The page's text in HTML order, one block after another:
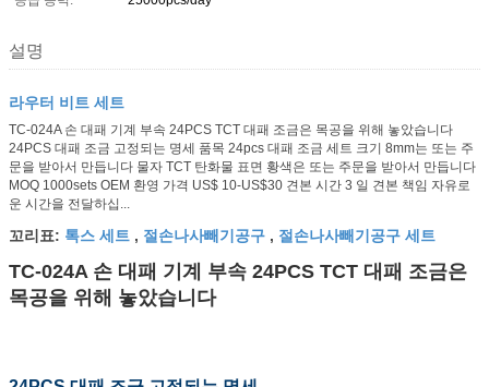
설명
라우터 비트 세트
TC-024A 손 대패 기계 부속 24PCS TCT 대패 조금은 목공을 위해 놓았습니다
24PCS 대패 조금 고정되는 명세 품목 24pcs 대패 조금 세트 크기 8mm는 또는 주
문을 받아서 만듭니다 물자 TCT 탄화물 표면 황색은 또는 주문을 받아서 만듭니다
MOQ 1000sets OEM 환영 가격 US$ 10-US$30 견본 시간 3 일 견본 책임 자유로
운 시간을 전달하십...
꼬리표: 톡스 세트 , 절손나사빼기공구 , 절손나사빼기공구 세트
TC-024A 손 대패 기계 부속 24PCS TCT 대패 조금은
목공을 위해 놓았습니다